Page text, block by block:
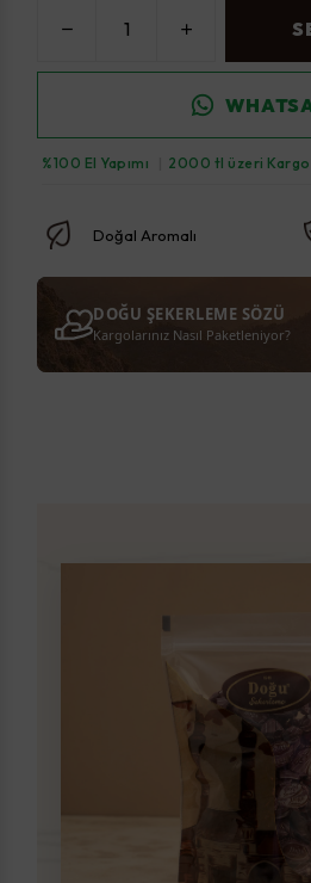
%100 El Yapımı 2000 tl üzeri Kargo
Doğal Aromalı
DOĞU ŞEKERLEME SÖZÜ
Kargolarınız Nasıl Paketleniyor?